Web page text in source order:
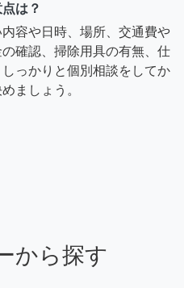
は？
容や日時、場所、交通費や
確認、掃除用具の有無、仕
っかりと個別相談をしてか
ましょう。
から探す